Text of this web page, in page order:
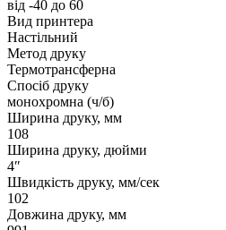
від -40 до 60
Вид принтера
Настільний
Метод друку
Термотрансферна
Спосіб друку
монохромна (ч/б)
Ширина друку, мм
108
Ширина друку, дюйми
4″
Швидкість друку, мм/сек
102
Довжина друку, мм